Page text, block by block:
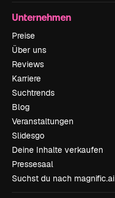
Unternehmen
Preise
Über uns
Reviews
Karriere
Suchtrends
Blog
Veranstaltungen
Slidesgo
Deine Inhalte verkaufen
Pressesaal
Suchst du nach magnific.ai